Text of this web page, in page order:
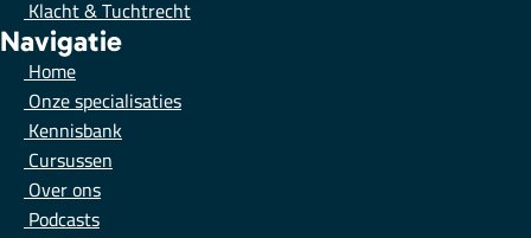
Klacht & Tuchtrecht
Navigatie
Home
Onze specialisaties
Kennisbank
Cursussen
Over ons
Podcasts